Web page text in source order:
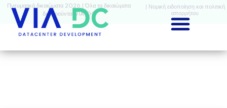
Πνευματικά δικαιώματα 2026 | Όλα τα δικαιώματα
διατηρούνται VIA-DC
| Νομική ειδοποίηση και πολιτική
απορρήτου